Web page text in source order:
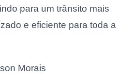
para um trânsito mais
e eficiente para toda a
Morais